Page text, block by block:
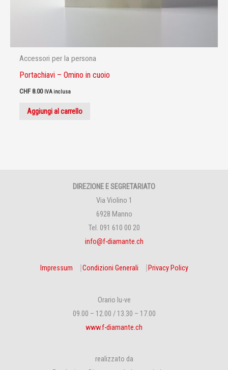
Accessori per la persona
Portachiavi – Omino in cuoio
CHF8.00 IVA inclusa
Aggiungi al carrello
DIREZIONE E SEGRETARIATO
Via Violino 1
6928 Manno
Tel. 091 610 00 20
info@f-diamante.ch
Impressum Condizioni Generali Privacy Policy
Orario lu-ve
09.00 – 12.00 / 13.30 – 17.00
www.f-diamante.ch
realizzato da